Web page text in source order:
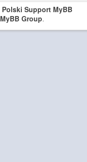
Polski Support MyBB
MyBB Group.